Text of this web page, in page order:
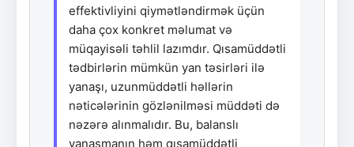
effektivliyini qiymətləndirmək üçün
daha çox konkret məlumat və
müqayisəli təhlil lazımdır. Qısamüddətli
tədbirlərin mümkün yan təsirləri ilə
yanaşı, uzunmüddətli həllərin
nəticələrinin gözlənilməsi müddəti də
nəzərə alınmalıdır. Bu, balanslı
yanaşmanın həm qısamüddətli